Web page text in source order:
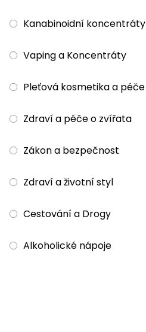
Kanabinoidní koncentráty
Vaping a Koncentráty
Pleťová kosmetika a
Zdraví a péče o zvířata
Zákon a bezpečnost
Zdraví a životní styl
Cestování a Drogy
Alkoholické nápoje